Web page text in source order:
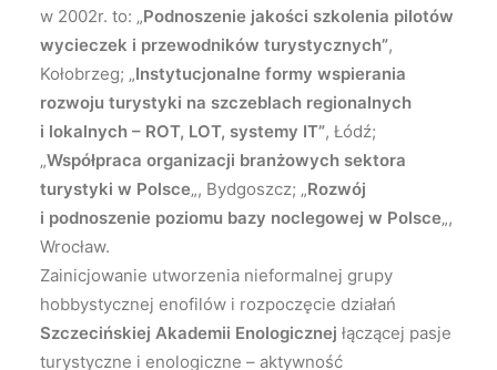
w 2002r. to: „Podnoszenie jakości szkolenia pilotów
wycieczek i przewodników turystycznych”,
Kołobrzeg; „Instytucjonalne formy wspierania
rozwoju turystyki na szczeblach regionalnych
i lokalnych – ROT, LOT, systemy IT”, Łódź;
„Współpraca organizacji branżowych sektora
turystyki w Polsce„, Bydgoszcz; „Rozwój
i podnoszenie poziomu bazy noclegowej w Polsce„,
Wrocław.
Zainicjowanie utworzenia nieformalnej grupy
hobbystycznej enofilów i rozpoczęcie działań
Szczecińskiej Akademii Enologicznej łączącej pasje
turystyczne i enologiczne – aktywność